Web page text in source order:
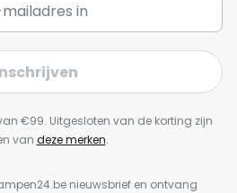
€99. Uitgesloten van de korting zijn
van deze merken.
nieuwsbrief en ontvang